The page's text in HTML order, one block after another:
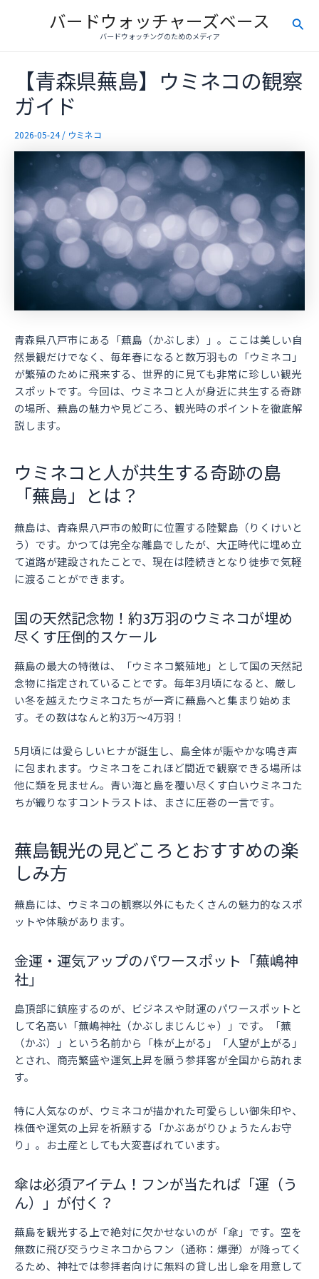
バードウォッチャーズベース
バードウォッチングのためのメディア
検
【青森県蕪島】ウミネコの観察
ガイド
2026-05-24/ ウミネコ
青森県八戸市にある「蕪島（かぶしま）」。ここは美しい自
然景観だけでなく、毎年春になると数万羽もの「ウミネコ」
が繁殖のために飛来する、世界的に見ても非常に珍しい観光
スポットです。今回は、ウミネコと人が身近に共生する奇跡
の場所、蕪島の魅力や見どころ、観光時のポイントを徹底解
説します。
ウミネコと人が共生する奇跡の島
「蕪島」とは？
蕪島は、青森県八戸市の鮫町に位置する陸繋島（りくけいと
う）です。かつては完全な離島でしたが、大正時代に埋め立
て道路が建設されたことで、現在は陸続きとなり徒歩で気軽
に渡ることができます。
国の天然記念物！約3万羽のウミネコが埋め
尽くす圧倒的スケール
蕪島の最大の特徴は、「ウミネコ繁殖地」として国の天然記
念物に指定されていることです。毎年3月頃になると、厳し
い冬を越えたウミネコたちが一斉に蕪島へと集まり始めま
す。その数はなんと約3万〜4万羽！
5月頃には愛らしいヒナが誕生し、島全体が賑やかな鳴き声
に包まれます。ウミネコをこれほど間近で観察できる場所は
他に類を見ません。青い海と島を覆い尽くす白いウミネコた
ちが織りなすコントラストは、まさに圧巻の一言です。
蕪島観光の見どころとおすすめの楽
しみ方
蕪島には、ウミネコの観察以外にもたくさんの魅力的なスポ
ットや体験があります。
金運・運気アップのパワースポット「蕪嶋神
社」
島頂部に鎮座するのが、ビジネスや財運のパワースポットと
して名高い「蕪嶋神社（かぶしまじんじゃ）」です。「蕪
（かぶ）」という名前から「株が上がる」「人望が上がる」
とされ、商売繁盛や運気上昇を願う参拝客が全国から訪れま
す。
特に人気なのが、ウミネコが描かれた可愛らしい御朱印や、
株価や運気の上昇を祈願する「かぶあがりひょうたんお守
り」。お土産としても大変喜ばれています。
傘は必須アイテム！フンが当たれば「運（う
ん）」が付く？
蕪島を観光する上で絶対に欠かせないのが「傘」です。空を
無数に飛び交うウミネコからフン（通称：爆弾）が降ってく
るため、神社では参拝者向けに無料の貸し出し傘を用意して